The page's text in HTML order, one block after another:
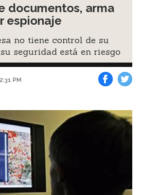
documentos, arma
espionaje
no tiene control de su
seguridad está en riesgo
PM